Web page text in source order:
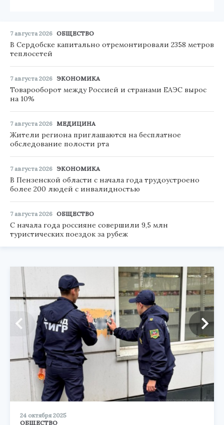
7 августа 2026 ОБЩЕСТВО
В Сердобске капитально отремонтировали 2358 метров
теплосетей
7 августа 2026 ЭКОНОМИКА
Товарооборот между Россией и странами ЕАЭС вырос
на 10%
7 августа 2026 МЕДИЦИНА
Жители региона приглашаются на бесплатное
обследование полости рта
7 августа 2026 ЭКОНОМИКА
В Пензенской области с начала года трудоустроено
более 200 людей с инвалидностью
7 августа 2026 ОБЩЕСТВО
С начала года россияне совершили 9,5 млн
туристических поездок за рубеж
24 октября 2025
ОБЩЕСТВО